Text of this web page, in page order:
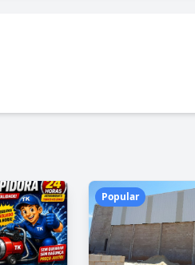
Popular